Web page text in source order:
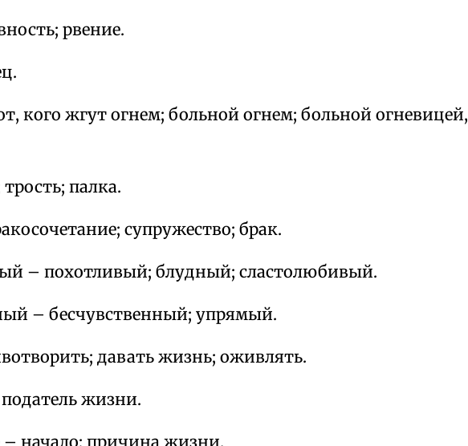
рвение.
кого жгут огнем; больной огнем; больной огневицей,
палка.
супружество; брак.
– похотливый; блудный; сластолюбивый.
– бесчувственный; упрямый.
давать жизнь; оживлять.
жизни.
начало; причина жизни.